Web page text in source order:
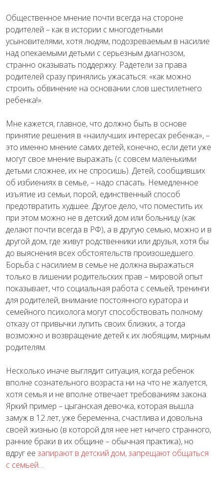
Общественное мнение почти всегда на стороне
родителей – как в истории с многодетными
усыновителями, хотя людям, подозреваемым в насилие
над опекаемыми детьми с серьезным диагнозом,
странно оказывать поддержку. Радетели за права
родителей сразу принялись ужасаться: «как можно
строить обвинение на основании слов шестилетнего
ребенка!».
Мне кажется, главное, что должно быть в основе
принятие решения в «наилучших интересах ребенка», –
это именно мнение самих детей, конечно, если дети уже
могут свое мнение выражать (с совсем маленькими
детьми сложнее, их не спросишь). Детей, сообщивших
об избиениях в семье, – надо спасать. Немедленное
изъятие из семьи, порой, единственный способ
предотвратить худшее. Другое дело, что поместить их
при этом можно не в детский дом или больницу (как
делают почти всегда в РФ), а в другую семью, можно и в
другой дом, где живут родственники или друзья, хотя бы
до выяснения всех обстоятельств произошедшего.
Борьба с насилием в семье не должна выражаться
только в лишении родительских прав – мировой опыт
показывает, что социальная работа с семьей, тренинги
для родителей, внимание постоянного куратора и
семейного психолога могут способствовать полному
отказу от привычки лупить своих близких, а тогда
возможно и возвращение детей к их любящим, мирным
родителям.
Несколько иначе выглядит ситуация, когда ребенок
вполне сознательного возраста ни на что не жалуется,
хотя семья и не вполне отвечает требованиям закона.
Яркий пример – цыганская девочка, которая вышла
замуж в 12 лет, уже беременна, счастлива и довольна
своей жизнью (в которой для нее нет ничего странного,
ранние браки в их общине – обычная практика), но
вдруг ее запирают в детский дом, запрещают общаться
с семьей…